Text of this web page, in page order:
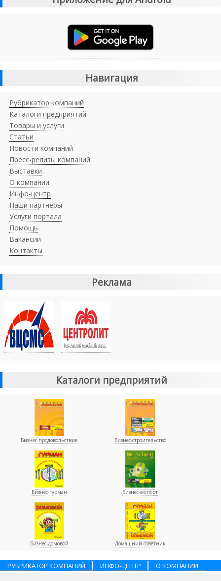
Навигация
Рубрикатор компаний
Каталоги предприятий
Товары и услуги
Статьи
Новости компаний
Пресс-релизы компаний
Выставки
О компании
Инфо-центр
Наши партнеры
Услуги портала
Помощь
Вакансии
Контакты
Реклама
Каталоги предприятий
Бизнес-продовольствие Бизнес-строительство
Бизнес-гурман Бизнес-экспорт
Бизнес-домовой Домашний советник
РУБРИКАТОР КОМПАНИЙ ИНФО-ЦЕНТР
О КОМПАНИИ